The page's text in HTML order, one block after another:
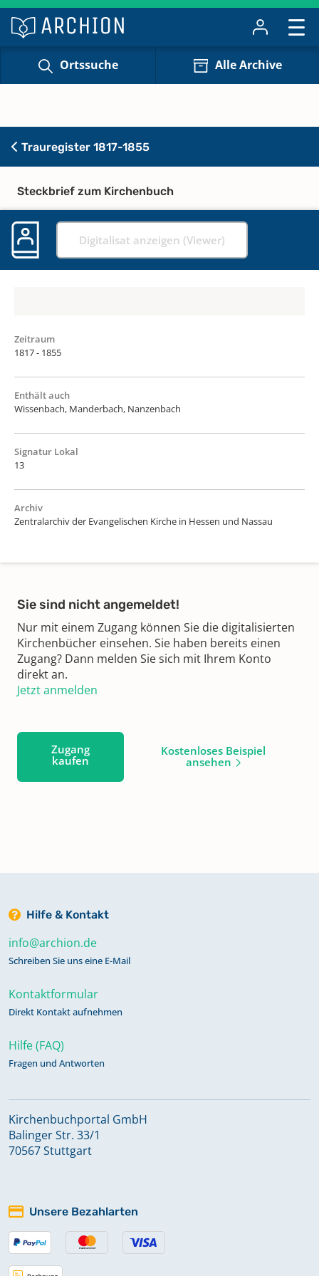
Ortssuche Alle Archive
Trauregister 1817-1855
Steckbrief zum Kirchenbuch
Digitalisat anzeigen (Viewer)
Zeitraum
1817 - 1855
Enthält auch
Wissenbach, Manderbach, Nanzenbach
Signatur Lokal
13
Archiv
Zentralarchiv der Evangelischen Kirche in Hessen und Nassau
Sie sind nicht angemeldet!
Nur mit einem Zugang können Sie die digitalisierten
Kirchenbücher einsehen. Sie haben bereits einen
Zugang? Dann melden Sie sich mit Ihrem Konto
direkt an.
Jetzt anmelden
Zugang
kaufen
Kostenloses Beispiel
ansehen
Hilfe & Kontakt
info@archion.de
Schreiben Sie uns eine E-Mail
Kontaktformular
Direkt Kontakt aufnehmen
Hilfe (FAQ)
Fragen und Antworten
Kirchenbuchportal GmbH
Balinger Str. 33/1
70567 Stuttgart
Unsere Bezahlarten